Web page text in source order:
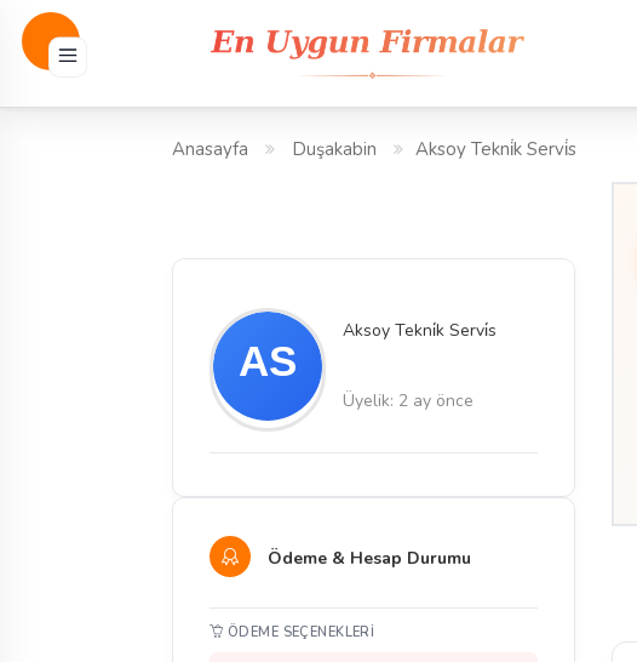
Anasayfa Duşakabin Aksoy Tekni̇k Servi̇s
Aksoy Tekni̇k Servi̇s
Üyelik: 2 ay önce
Ödeme & Hesap Durumu
ÖDEME SEÇENEKLERI